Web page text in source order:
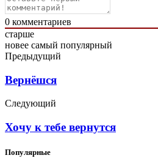
0 комментариев
старше
новее самый популярный
Предыдущий
Вернёшся
Следующий
Хочу к тебе вернутся
Популярные